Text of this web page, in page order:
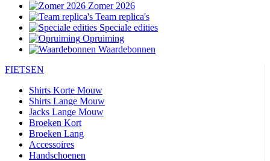
Zomer 2026
Team replica's
Speciale edities
Opruiming
Waardebonnen
FIETSEN
Shirts Korte Mouw
Shirts Lange Mouw
Jacks Lange Mouw
Broeken Kort
Broeken Lang
Accessoires
Handschoenen